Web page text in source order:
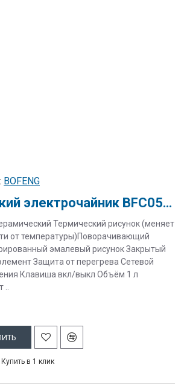
BOFENG
Керамический электрочайник BFC053-1 "Загадка"
Термический рисунок (меняет
от температуры)Поворачивающий
эмалевый рисунок Закрытый
Защита от перегрева Сетевой
Клавиша вкл/выкл Объём 1 л
Купить в 1 клик